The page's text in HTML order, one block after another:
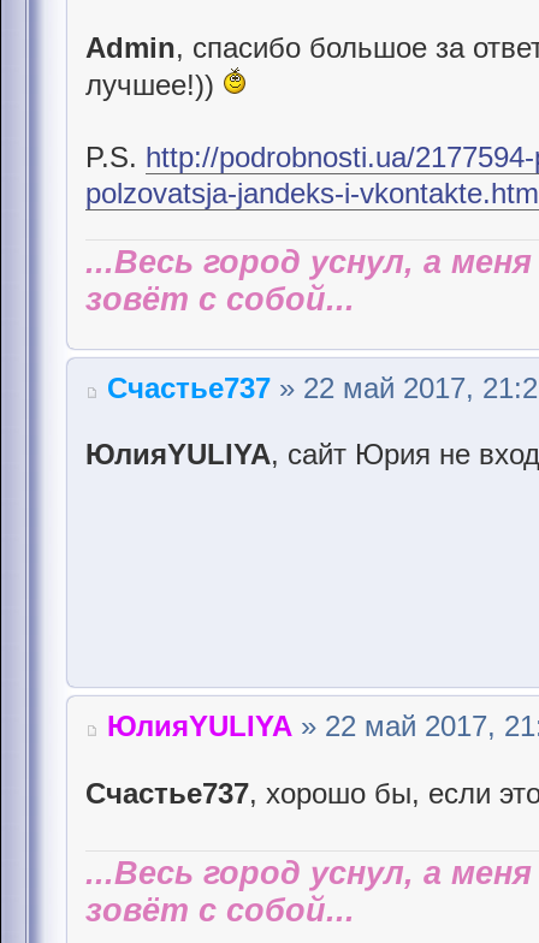
Admin, спасибо большое за
лучшее!))
P.S. http://podrobnosti.ua/
polzovatsja-jandeks-i-
...Весь город уснул, а
зовёт с собой...
Счастье737 » 22 май 2017,
ЮлияYULIYA, сайт Юрия не
ЮлияYULIYA » 22 май 2017,
Счастье737, хорошо бы, если
...Весь город уснул, а
зовёт с собой...